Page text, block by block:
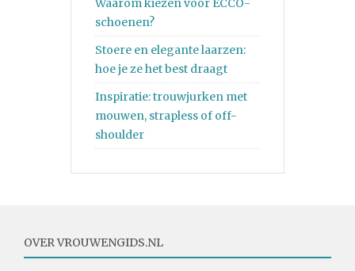
Waarom kiezen voor ECCO-
schoenen?
Stoere en elegante laarzen:
hoe je ze het best draagt
Inspiratie: trouwjurken met
mouwen, strapless of off-
shoulder
OVER VROUWENGIDS.NL